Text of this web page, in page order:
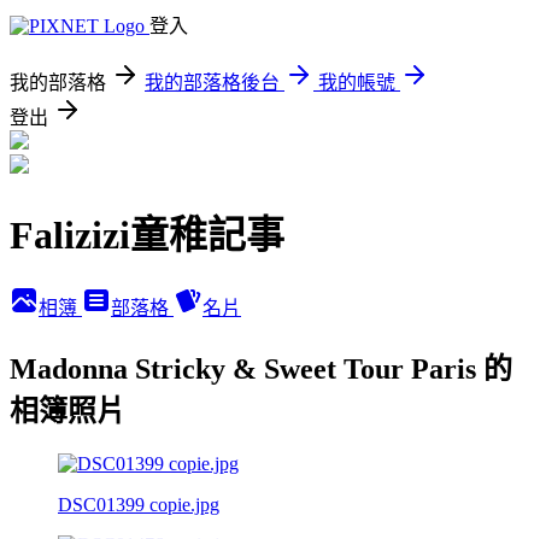
登入
我的部落格 我的部落格後台
我的帳號
登出
Falizizi童稚記事
相簿 部落格 名片
Madonna Stricky & Sweet Tour Paris 的
相簿照片
DSC01399 copie.jpg